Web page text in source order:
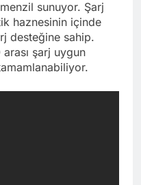
sunuyor. Şarj
haznesinin içinde
desteğine sahip.
şarj uygun